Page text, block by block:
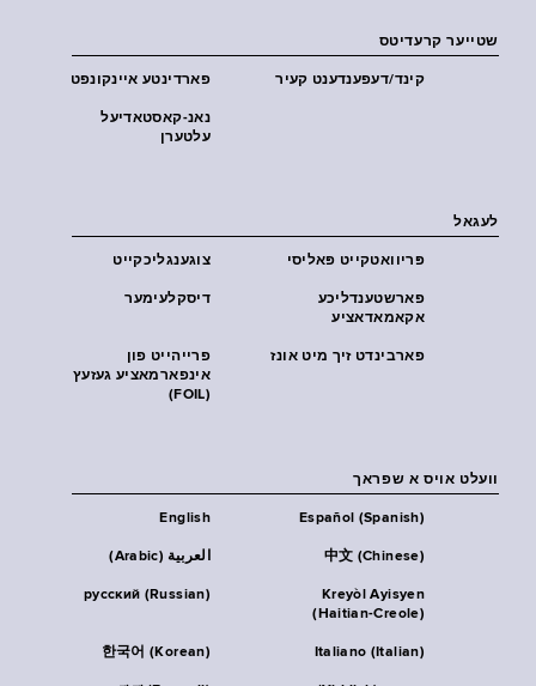
שטייער קרעדיטס
פארדינטע איינקונפט קינד/דעפענדענט קעיר
נאנ-קאסטאדיעל
עלטערן
לעגאל
צוגענגליכקייט פּריוואטקייט פּאליסי
דיסקלעימער
פארשטענדליכע
אקאמאדאציע
פרייהייט פון
אינפארמאציע געזעץ
(FOIL)
פארבינדט זיך מיט אונז
וועלט אויס א שפראך
English Español (Spanish)
العربية (Arabic) 中文 (Chinese)
русский (Russian)
Kreyòl Ayisyen
(Haitian-Creole)
한국어 (Korean) Italiano (Italian)